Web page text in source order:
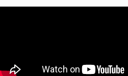
Survey trên mọi điểm chạm.